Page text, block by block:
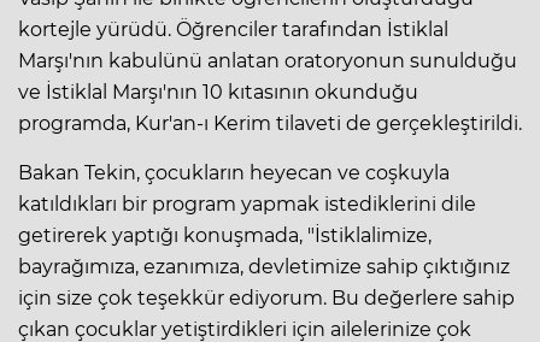
kortejle yürüdü. Öğrenciler tarafından İstiklal
Marşı'nın kabulünü anlatan oratoryonun sunulduğu
ve İstiklal Marşı'nın 10 kıtasının okunduğu
programda, Kur'an-ı Kerim tilaveti de gerçekleştirildi.
Bakan Tekin, çocukların heyecan ve coşkuyla
katıldıkları bir program yapmak istediklerini dile
getirerek yaptığı konuşmada, "İstiklalimize,
bayrağımıza, ezanımıza, devletimize sahip çıktığınız
için size çok teşekkür ediyorum. Bu değerlere sahip
çıkan çocuklar yetiştirdikleri için ailelerinize çok